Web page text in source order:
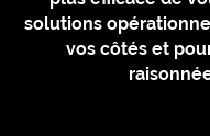
solutions
vos côtés et